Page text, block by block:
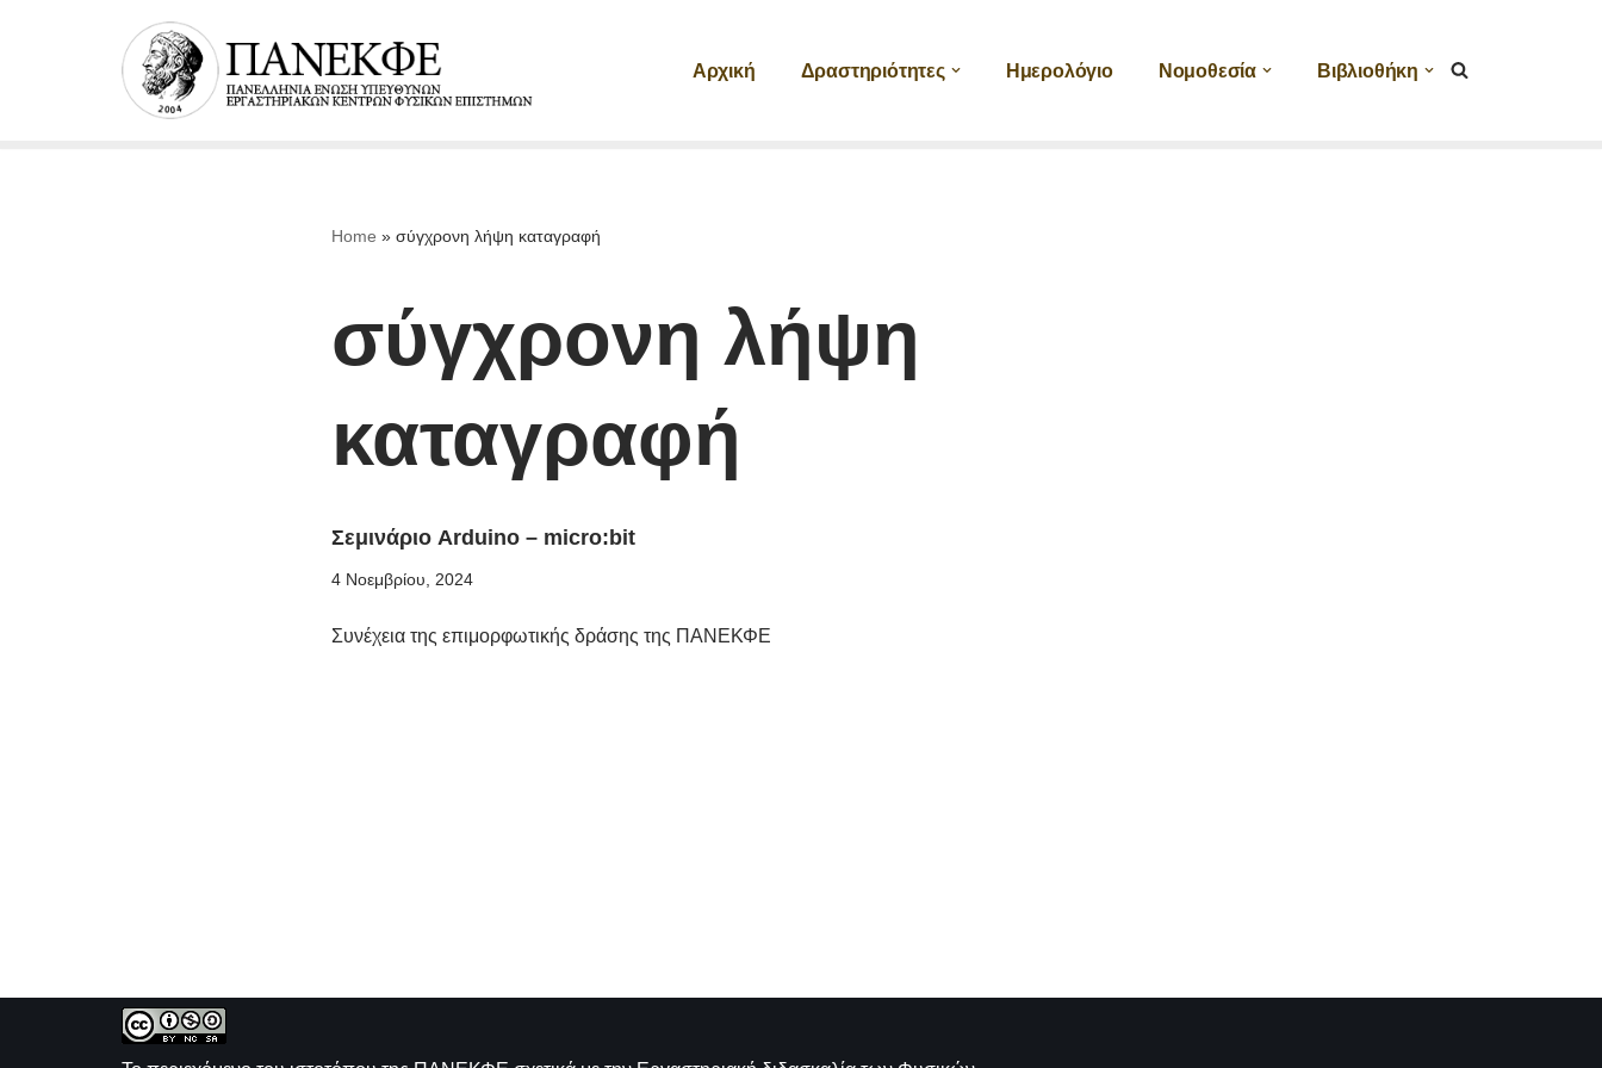
Μεταπηδήστε
Αρχική Δραστηριότητες Ημερολόγιο Νομοθεσία Βιβλιοθήκη
Home » σύγχρονη λήψη καταγραφή
σύγχρονη λήψη
καταγραφή
Σεμινάριο Arduino – micro:bit
4 Νοεμβρίου, 2024
Συνέχεια της επιμορφωτικής δράσης της ΠΑΝΕΚΦΕ